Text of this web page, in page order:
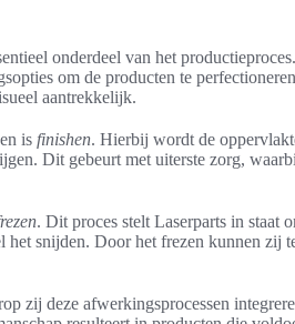
onderdeel van het
om de producten te
aantrekkelijk.
is finishen. Hierbij wordt de
Dit gebeurt met uiterste zorg,
. Dit proces stelt Laserparts in staat
het snijden. Door het frezen kunnen zij
zij deze afwerkingsprocessen